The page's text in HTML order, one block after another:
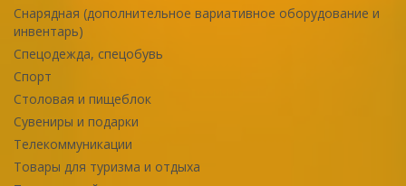
Снарядная (дополнительное вариативное оборудование и
инвентарь)
Спецодежда, спецобувь
Спорт
Столовая и пищеблок
Сувениры и подарки
Телекоммуникации
Товары для туризма и отдыха